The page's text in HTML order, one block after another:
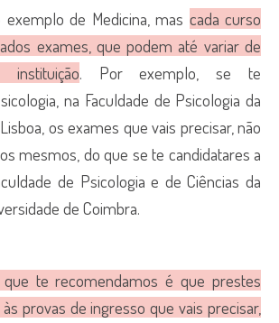
de Medicina, mas cada curso
exames, que podem até variar de
instituição. Por exemplo, se te
na Faculdade de Psicologia da
os exames que vais precisar, não
mesmos, do que se te candidatares a
de Psicologia e de Ciências da
de Coimbra.
te recomendamos é que prestes
provas de ingresso que vais precisar,